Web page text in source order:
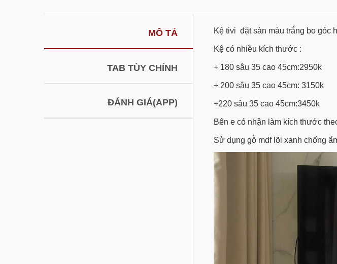
MÔ TẢ
TAB TÙY CHỈNH
ĐÁNH GIÁ(APP)
Kệ tivi đặt sàn màu trắng bo góc
Kệ có nhiều kích thước :
+ 180 sâu 35 cao 45cm:2950k
+ 200 sâu 35 cao 45cm: 3150k
+220 sâu 35 cao 45cm:3450k
Bên e có nhận làm kích thước
Sử dụng gỗ mdf lõi xanh chống